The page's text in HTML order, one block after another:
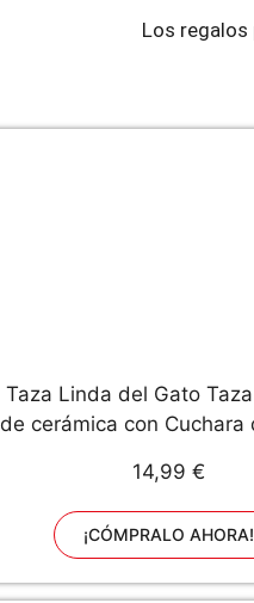
Los regalos
Taza Linda del Gato
de cerámica con Cuchara
Taza de café de la
Regalo para los Amantes
Rosado (Rosado)
14,99 €
¡CÓMPRALO AHORA!